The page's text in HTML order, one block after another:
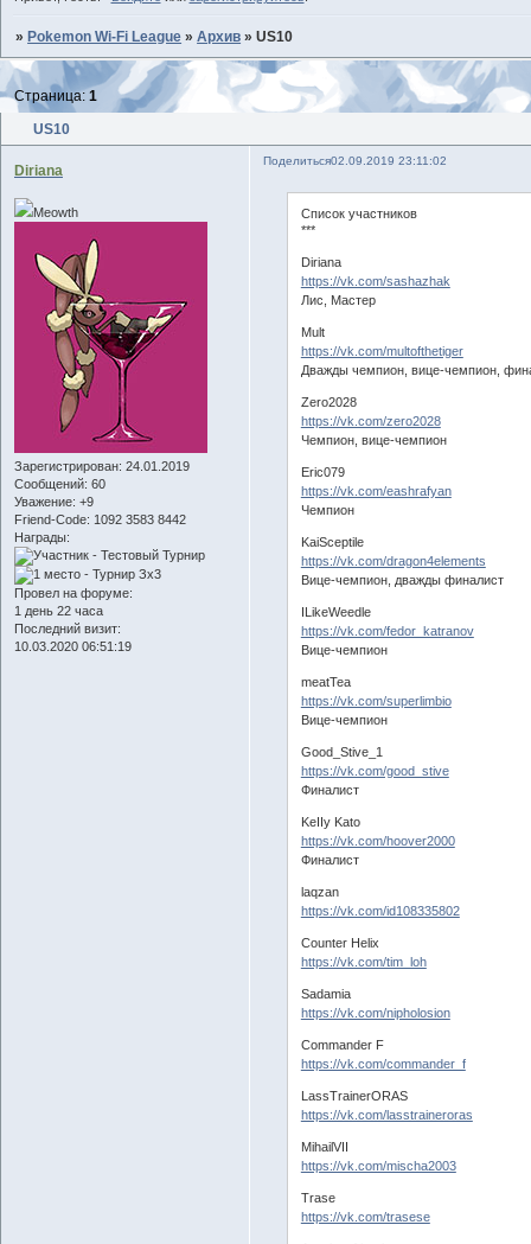
» Pokemon Wi-Fi League »Архив »US10
US10
Страница:1
Поделиться02.09.2019 23:11:02
Diriana
Meowth
Зарегистрирован: 24.01.2019
Сообщений: 60
Уважение: +9
Friend-Сode: 1092 3583 8442
Награды:
Провел на форуме:
1 день 22 часа
Последний визит:
10.03.2020 06:51:19
Список участников
***
Diriana
https://vk.com/sashazhak
Лис, Мастер
Mult
https://vk.com/multofthetiger
Дважды чемпион, вице-чемпион,
Zero2028
https://vk.com/zero2028
Чемпион, вице-чемпион
Eric079
https://vk.com/eashrafyan
Чемпион
KaiSceptile
https://vk.com/dragon4elements
Вице-чемпион, дважды финалист
ILikeWeedle
https://vk.com/fedor_katranov
Вице-чемпион
meatTea
https://vk.com/superlimbio
Вице-чемпион
Good_Stive_1
https://vk.com/good_stive
Финалист
KeIIy Kato
https://vk.com/hoover2000
Финалист
laqzan
https://vk.com/id108335802
Counter Helix
https://vk.com/tim_loh
Sadamia
https://vk.com/nipholosion
Commander F
https://vk.com/commander_f
LassTrainerORAS
https://vk.com/lasstraineroras
MihailVII
https://vk.com/mischa2003
Trase
https://vk.com/trasese